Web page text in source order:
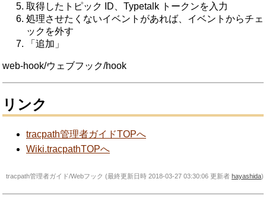
取得したトピック ID、Typetalk トークンを入力
処理させたくないイベントがあれば、イベントからチェ
ックを外す
「追加」
web-hook/ウェブフック/hook
リンク
tracpath管理者ガイドTOPへ
Wiki.tracpathTOPへ
tracpath管理者ガイド/Webフック (最終更新日時 2018-03-27 03:30:06 更新者 hayashida)